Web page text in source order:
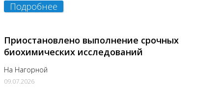
Подробнее
Приостановлено выполнение срочных
биохимических исследований
На Нагорной
09.07.2026